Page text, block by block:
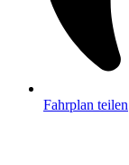
Fahrplan teilen